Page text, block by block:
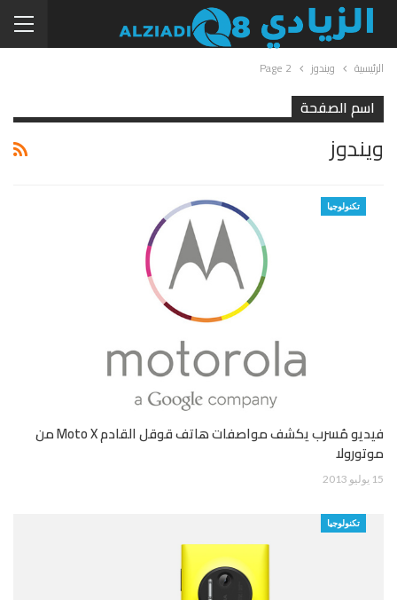
الرئيسية ويندوز Page 2
اسم الصفحة
ويندوز
تكنولوجيا
فيديو مُسرب يكشف مواصفات هاتف قوقل القادم Moto X من
موتورولا
15 يوليو 2013
تكنولوجيا